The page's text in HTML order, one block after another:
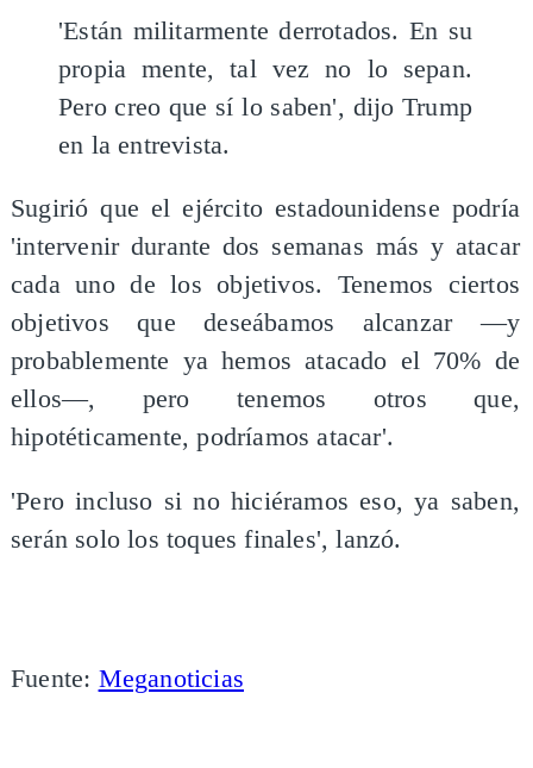
'Están militarmente derrotados. En su
propia mente, tal vez no lo sepan.
Pero creo que sí lo saben', dijo Trump
en la entrevista.
Sugirió que el ejército estadounidense podría
'intervenir durante dos semanas más y atacar
cada uno de los objetivos. Tenemos ciertos
objetivos que deseábamos alcanzar —y
probablemente ya hemos atacado el 70% de
ellos—, pero tenemos otros que,
hipotéticamente, podríamos atacar'.
'Pero incluso si no hiciéramos eso, ya saben,
serán solo los toques finales', lanzó.
Fuente: Meganoticias